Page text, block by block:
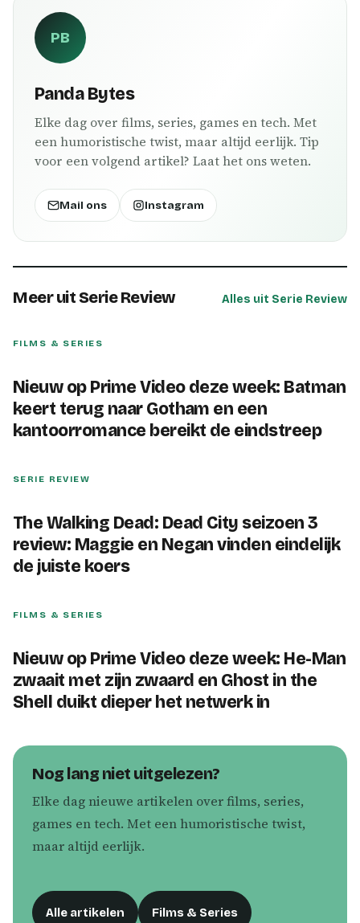
PB
Panda Bytes
Elke dag over films, series, games en tech. Met
een humoristische twist, maar altijd eerlijk. Tip
voor een volgend artikel? Laat het ons weten.
Mail ons Instagram
Meer uit Serie Review Alles uit Serie Review
FILMS & SERIES
Nieuw op Prime Video deze week: Batman
keert terug naar Gotham en een
kantoorromance bereikt de eindstreep
SERIE REVIEW
The Walking Dead: Dead City seizoen 3
review: Maggie en Negan vinden eindelijk
de juiste koers
FILMS & SERIES
Nieuw op Prime Video deze week: He-Man
zwaait met zijn zwaard en Ghost in the
Shell duikt dieper het netwerk in
Nog lang niet uitgelezen?
Elke dag nieuwe artikelen over films, series,
games en tech. Met een humoristische twist,
maar altijd eerlijk.
Alle artikelen Films & Series